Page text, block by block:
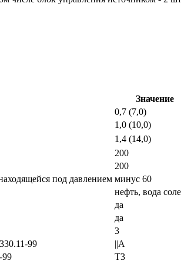
Значение
0,7 (7,0)
1,0 (10,0)
1,4 (14,0)
200
200
под давлением минус 60
нефть, вода
да
да
3
99
||А
99
Т3